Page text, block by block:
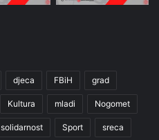
djeca FBiH grad
Kultura mladi Nogomet
solidarnost Sport sreca